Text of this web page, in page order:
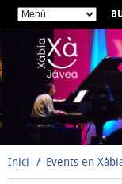
Inici Events en